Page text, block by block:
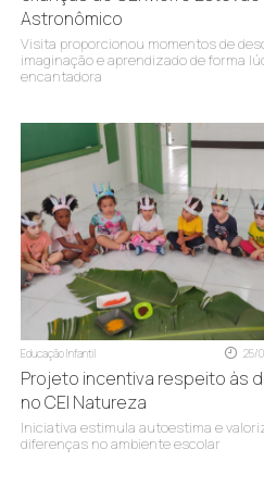
(48) 99965-
(48) 99965-
(48) 98843-
(48) 98802-
(48) 99965-7013
(48) 98842-
(48) 99965-
(48) 99965-1379
Astronômico
Visita proporcionou momentos de
imaginação e aprendizado de forma
encantadora
Educação Infantil 25/
Projeto incentiva respeito às
no CEI Natureza
Iniciativa estimula autoestima e
diferenças no ambiente escolar